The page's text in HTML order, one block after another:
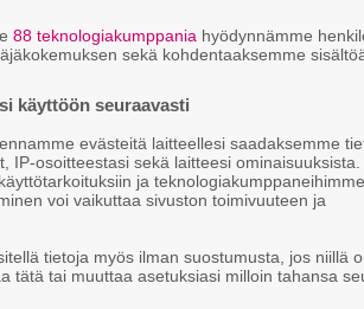
88 teknologiakumppania hyödynnämme
sekä kohdentaaksemme
käyttöön seuraavasti
evästeitä laitteellesi saadaksemme
IP-osoitteestasi sekä laitteesi
ja teknologiakumppaneihimme
voi vaikuttaa sivuston toimivuuteen ja
tietoja myös ilman suostumusta, jos niillä
tätä tai muuttaa asetuksiasi milloin tahansa